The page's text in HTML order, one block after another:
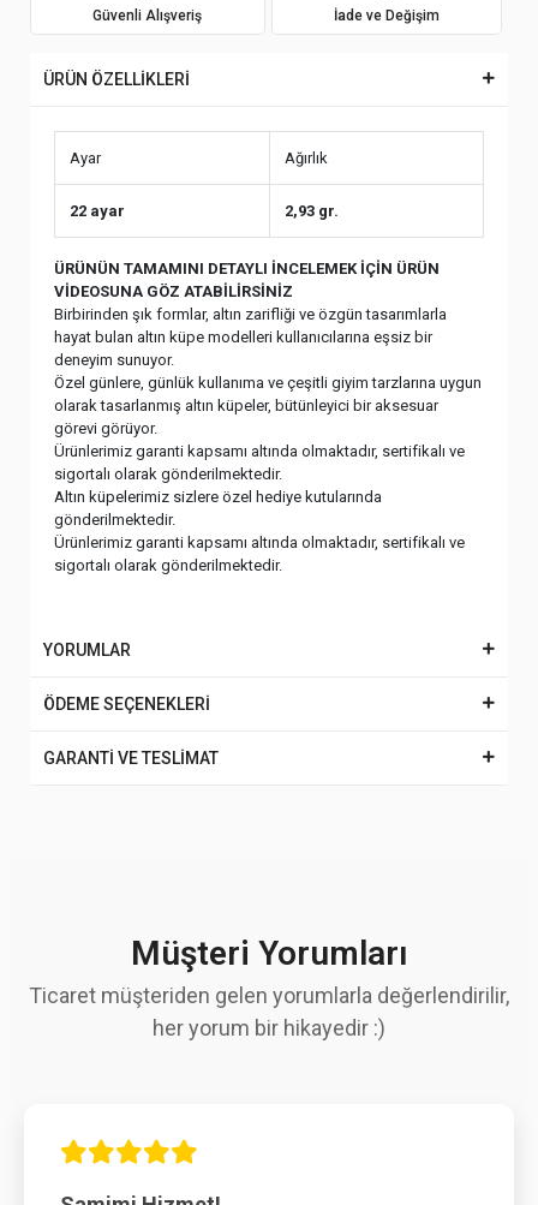
Güvenli Alışveriş İade ve Değişim
ÜRÜN ÖZELLİKLERİ
Ayar Ağırlık
22 ayar 2,93 gr.
ÜRÜNÜN TAMAMINI DETAYLI İNCELEMEK İÇİN ÜRÜN
VİDEOSUNA GÖZ ATABİLİRSİNİZ
Birbirinden şık formlar, altın zarifliği ve özgün tasarımlarla
hayat bulan altın küpe modelleri kullanıcılarına eşsiz bir
deneyim sunuyor.
Özel günlere, günlük kullanıma ve çeşitli giyim tarzlarına uygun
olarak tasarlanmış altın küpeler, bütünleyici bir aksesuar
görevi görüyor.
Ürünlerimiz garanti kapsamı altında olmaktadır, sertifikalı ve
sigortalı olarak gönderilmektedir.
Altın küpelerimiz sizlere özel hediye kutularında
gönderilmektedir.
Ürünlerimiz garanti kapsamı altında olmaktadır, sertifikalı ve
sigortalı olarak gönderilmektedir.
YORUMLAR
ÖDEME SEÇENEKLERİ
GARANTİ VE TESLİMAT
Müşteri Yorumları
Ticaret müşteriden gelen yorumlarla değerlendirilir,
her yorum bir hikayedir :)